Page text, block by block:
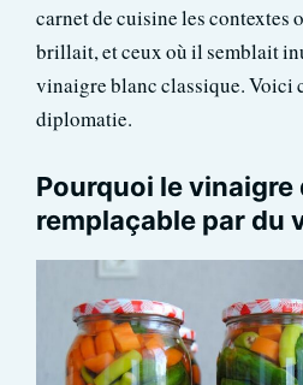
carnet de cuisine les contextes
brillait, et ceux où il semblait
vinaigre blanc classique. Voici
diplomatie.
Pourquoi le vinaigre
remplaçable par du